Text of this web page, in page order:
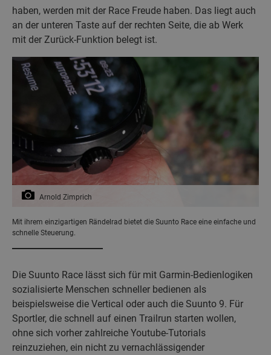
haben, werden mit der Race Freude haben. Das liegt auch
an der unteren Taste auf der rechten Seite, die ab Werk
mit der Zurück-Funktion belegt ist.
Arnold Zimprich
Mit ihrem einzigartigen Rändelrad bietet die Suunto Race eine einfache und
schnelle Steuerung.
Die Suunto Race lässt sich für mit Garmin-Bedienlogiken
sozialisierte Menschen schneller bedienen als
beispielsweise die Vertical oder auch die Suunto 9. Für
Sportler, die schnell auf einen Trailrun starten wollen,
ohne sich vorher zahlreiche Youtube-Tutorials
reinzuziehen, ein nicht zu vernachlässigender